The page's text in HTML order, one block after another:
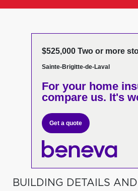
$525,000 Two or more
Sainte-Brigitte-de-Laval
For your home
compare us. It's
Get a quote
BUILDING DETAILS AND